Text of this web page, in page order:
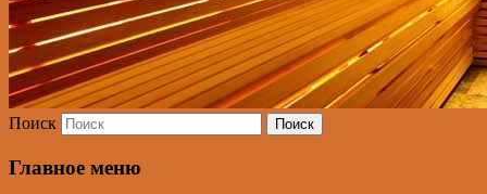
Поиск
Главное меню